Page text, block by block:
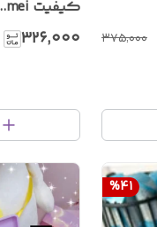
۳۷۵٬۰۰۰
رنگی
۳۲۶٬۰۰۰
%41